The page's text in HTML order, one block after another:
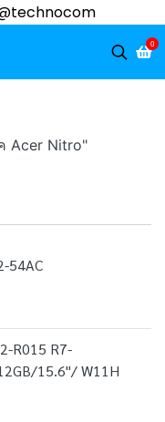
0
Acer Nitro"
54AC
R015 R7-
15.6"/ W11H